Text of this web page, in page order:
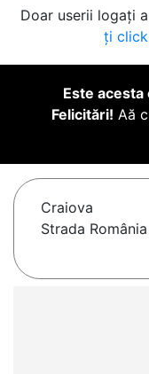
Doar userii logați
ți
Este
Felicitări! Aă
Craiova
Strada